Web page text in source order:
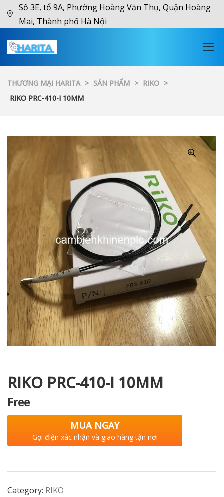
Số 3E, tổ 9A, Phường Hoàng Văn Thụ, Quận Hoàng
Mai, Thành phố Hà Nội
THƯƠNG MẠI HARITA > SẢN PHẨM > RIKO >
RIKO PRC-410-I 10MM
RIKO PRC-410-I 10MM
Free
MUA NGAY
Gọi điện xác nhận và giao hàng tận nơi
Category: RIKO